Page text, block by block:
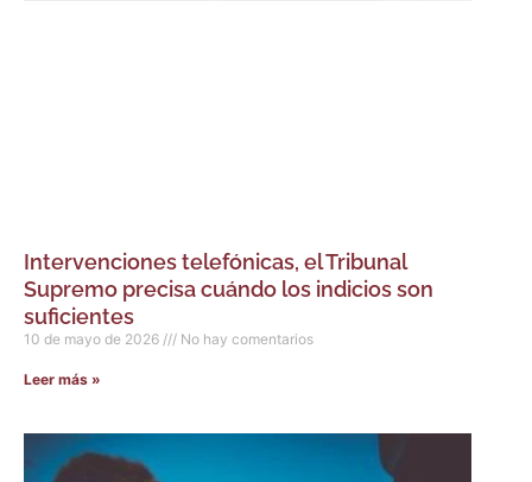
Intervenciones telefónicas, el Tribunal
Supremo precisa cuándo los indicios son
suficientes
10 de mayo de 2026 No hay comentarios
Leer más »